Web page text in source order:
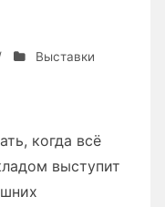
Выставки
когда всё
выступит